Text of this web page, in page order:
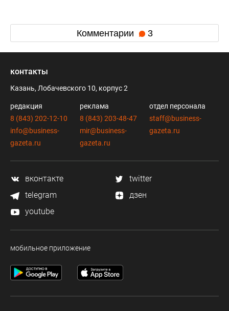
Комментарии 3
контакты
Казань, Лобачевского 10, корпус 2
редакция
8 (843) 202-12-10
info@business-
gazeta.ru
реклама
8 (843) 203-48-47
mir@business-
gazeta.ru
отдел персонала
staff@business-
gazeta.ru
вконтакте
twitter
telegram
дзен
youtube
мобильное приложение